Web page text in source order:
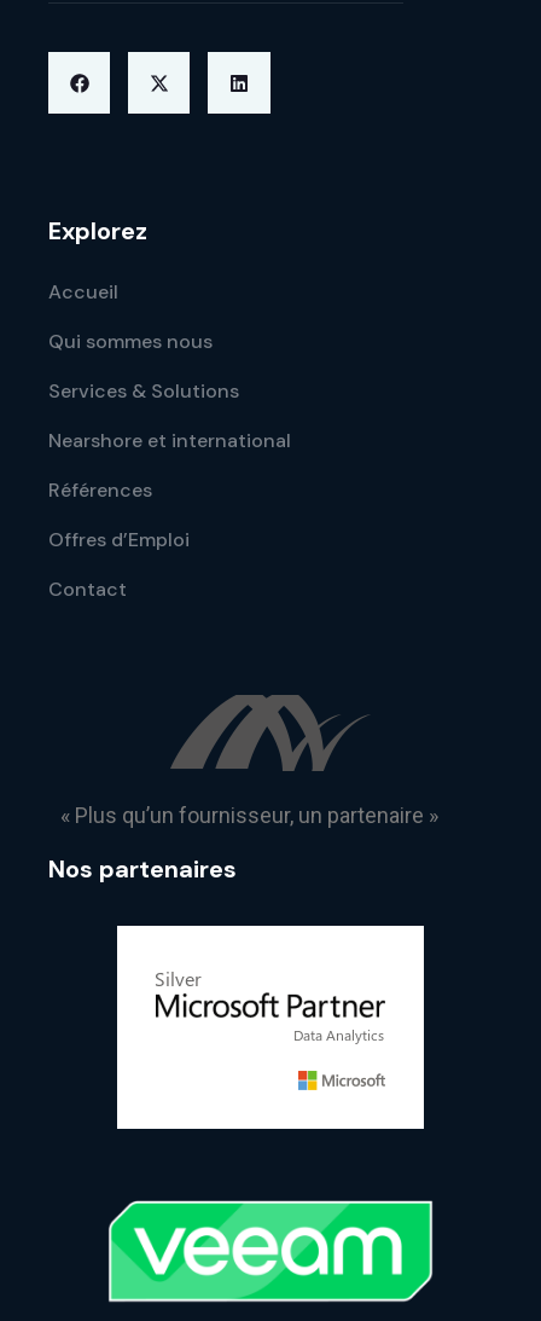
Explorez
Accueil
Qui sommes nous
Services & Solutions
Nearshore et international
Références
Offres d’Emploi
Contact
« Plus qu’un fournisseur, un partenaire »
Nos partenaires